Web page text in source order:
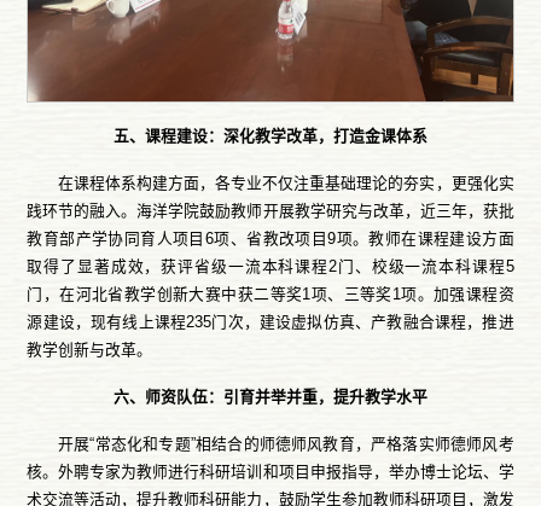
五、课程建设：深化教学改革，打造金课体系
在课程体系构建方面，各专业不仅注重基础理论的夯实，更强化实
践环节的融入。海洋学院鼓励教师开展教学研究与改革，近三年，获批
教育部产学协同育人项目6项、省教改项目9项。教师在课程建设方面
取得了显著成效，获评省级一流本科课程2门、校级一流本科课程5
门，在河北省教学创新大赛中获二等奖1项、三等奖1项。加强课程资
源建设，现有线上课程235门次，建设虚拟仿真、产教融合课程，推进
教学创新与改革。
六、师资队伍：引育并举并重，提升教学水平
开展“常态化和专题”相结合的师德师风教育，严格落实师德师风考
核。外聘专家为教师进行科研培训和项目申报指导，举办博士论坛、学
术交流等活动，提升教师科研能力，鼓励学生参加教师科研项目，激发